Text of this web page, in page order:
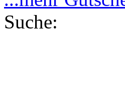
Suche: